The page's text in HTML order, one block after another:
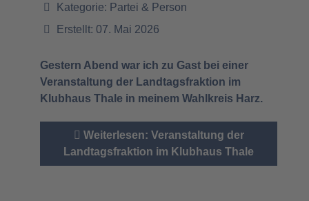
Kategorie: Partei & Person
Erstellt: 07. Mai 2026
Gestern Abend war ich zu Gast bei einer
Veranstaltung der Landtagsfraktion im
Klubhaus Thale in meinem Wahlkreis Harz.
Weiterlesen: Veranstaltung der
Landtagsfraktion im Klubhaus Thale